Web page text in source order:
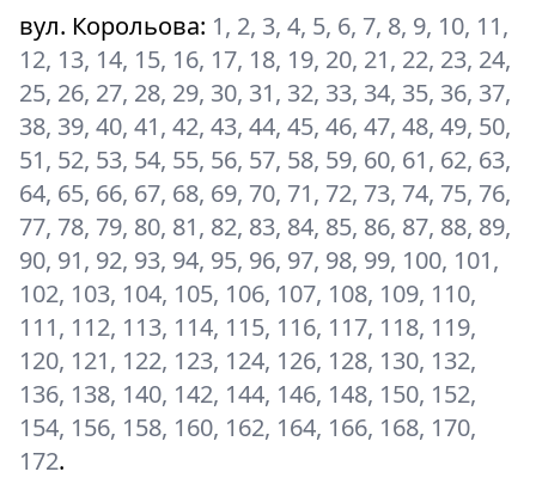
вул. Корольова: 1, 2, 3, 4, 5, 6, 7, 8, 9, 10, 11,
12, 13, 14, 15, 16, 17, 18, 19, 20, 21, 22, 23, 24,
25, 26, 27, 28, 29, 30, 31, 32, 33, 34, 35, 36, 37,
38, 39, 40, 41, 42, 43, 44, 45, 46, 47, 48, 49, 50,
51, 52, 53, 54, 55, 56, 57, 58, 59, 60, 61, 62, 63,
64, 65, 66, 67, 68, 69, 70, 71, 72, 73, 74, 75, 76,
77, 78, 79, 80, 81, 82, 83, 84, 85, 86, 87, 88, 89,
90, 91, 92, 93, 94, 95, 96, 97, 98, 99, 100, 101,
102, 103, 104, 105, 106, 107, 108, 109, 110,
111, 112, 113, 114, 115, 116, 117, 118, 119,
120, 121, 122, 123, 124, 126, 128, 130, 132,
136, 138, 140, 142, 144, 146, 148, 150, 152,
154, 156, 158, 160, 162, 164, 166, 168, 170,
172.